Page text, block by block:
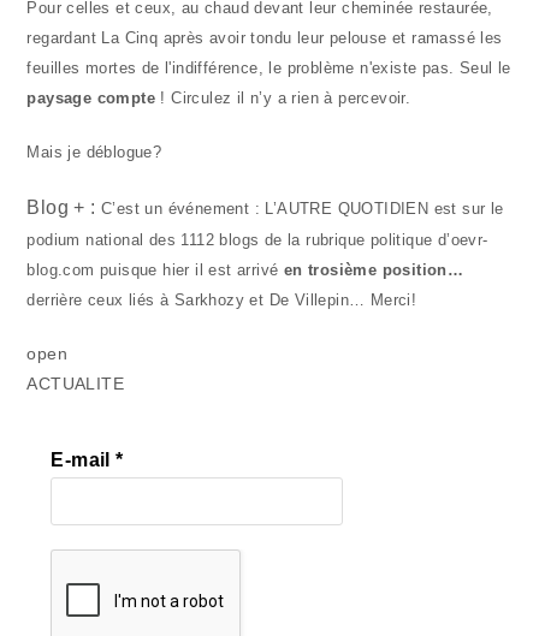
Pour celles et ceux, au chaud devant leur cheminée restaurée,
regardant La Cinq après avoir tondu leur pelouse et ramassé les
feuilles mortes de l'indifférence, le problème n'existe pas. Seul le
paysage compte ! Circulez il n’y a rien à percevoir.
Mais je déblogue?
Blog + : C’est un événement : L’AUTRE QUOTIDIEN est sur le
podium national des 1112 blogs de la rubrique politique d’oevr-
blog.com puisque hier il est arrivé en trosième position…
derrière ceux liés à Sarkhozy et De Villepin… Merci!
open
ACTUALITE
E-mail*